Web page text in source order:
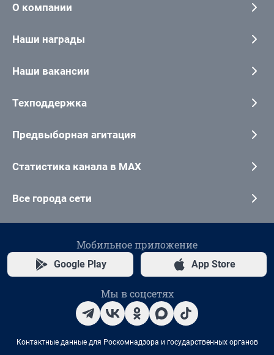
О компании
Наши награды
Наши вакансии
Техподдержка
Предвыборная агитация
Статистика канала в MAX
Все города сети
Мобильное приложение
Google Play App Store
Мы в соцсетях
Контактные данные для Роскомнадзора и государственных органов